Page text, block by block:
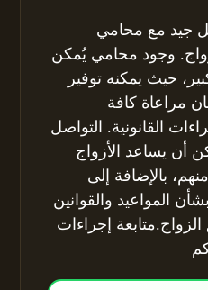
جيد مع محامي
وجود محامي يُمكن
حيث يمكنه توفير
مراعاة كافة
القانونية. التواصل
أن يساعد الأزواج
بالإضافة إلى
المواعيد والقوانين
الزواج.متابعة إجراءات